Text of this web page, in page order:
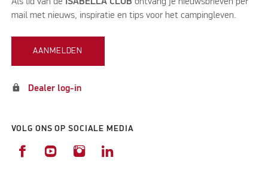
mail met nieuws, inspiratie en tips voor het campingleven.
AANMELDEN
lock Dealer log-in
VOLG ONS OP SOCIALE MEDIA